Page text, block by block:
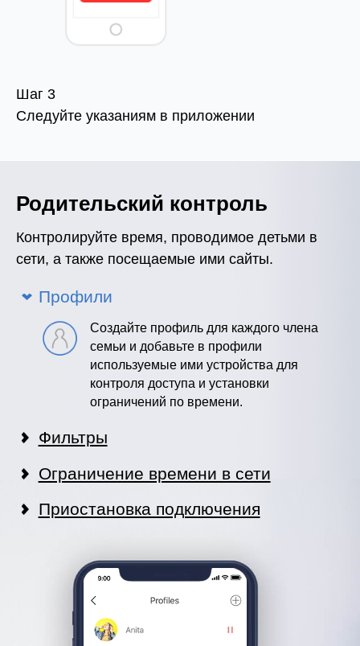
Шаг 3
Следуйте указаниям в приложении
Родительский контроль
Контролируйте время, проводимое детьми в
сети, а также посещаемые ими сайты.
Профили
Создайте профиль для каждого члена
семьи и добавьте в профили
используемые ими устройства для
контроля доступа и установки
ограничений по времени.
Фильтры
Ограничение времени в сети
Приостановка подключения